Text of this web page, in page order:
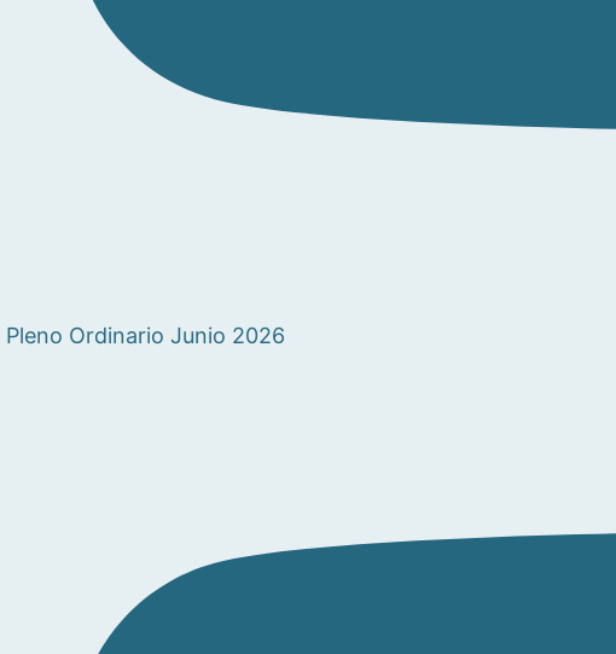
Pleno Ordinario Junio 2026